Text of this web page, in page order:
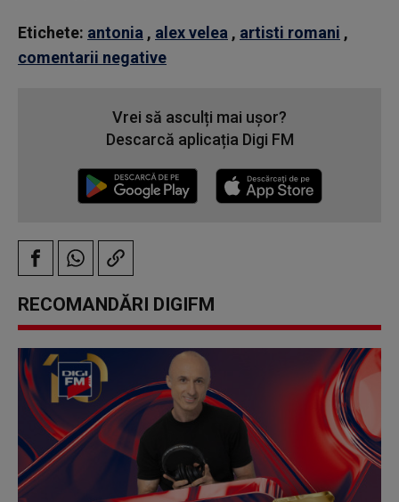
Etichete: antonia , alex velea , artisti romani ,
comentarii negative
Vrei să asculți mai ușor?
Descarcă aplicația Digi FM
RECOMANDĂRI DIGIFM